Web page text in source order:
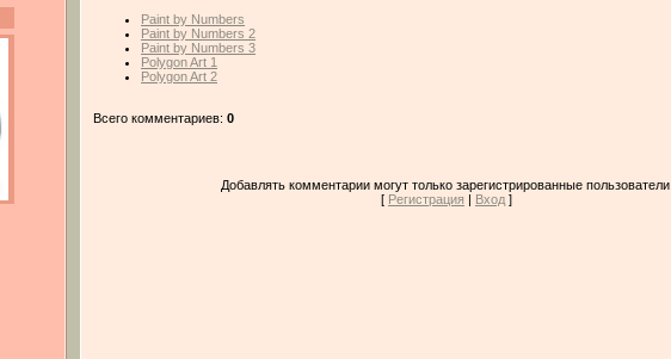
Paint by Numbers
Paint by Numbers 2
Paint by Numbers 3
Polygon Art 1
Polygon Art 2
Всего комментариев: 0
Добавлять комментарии могут только зарегистрированные пользователи.
[ Регистрация | Вход ]